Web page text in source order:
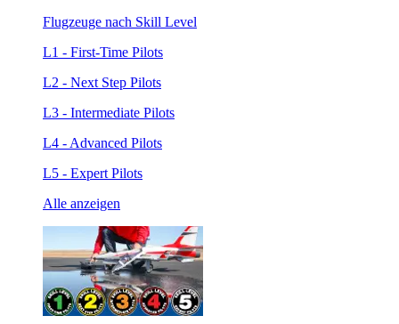
Flugzeuge nach Skill Level
L1 - First-Time Pilots
L2 - Next Step Pilots
L3 - Intermediate Pilots
L4 - Advanced Pilots
L5 - Expert Pilots
Alle anzeigen